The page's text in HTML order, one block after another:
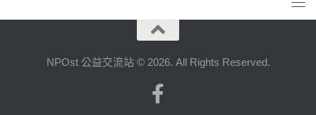
NPOst 公益交流站 © 2026. All Rights Reserved.